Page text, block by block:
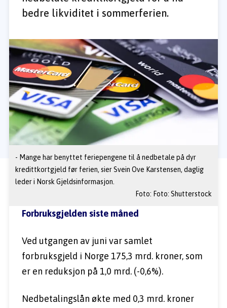
bedre likviditet i sommerferien.
- Mange har benyttet feriepengene til å nedbetale på dyr
kredittkortgjeld før ferien, sier Svein Ove Karstensen, daglig
leder i Norsk Gjeldsinformasjon.
Foto: Foto: Shutterstock
Forbruksgjelden siste måned
Ved utgangen av juni var samlet
forbruksgjeld i Norge 175,3 mrd. kroner, som
er en reduksjon på 1,0 mrd. (-0,6%).
Nedbetalingslån økte med 0,3 mrd. kroner